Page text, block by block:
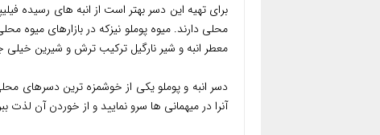
برای تهیه این دسر بهتر است از انبه های رسیده
محلی دارند. میوه پوملو نیزکه در بازارهای
معطر انبه و شیر نارگیل ترکیب ترش و شیرین خیلی
دسر انبه و پوملو یکی از خوشمزه ترین دسرهای
آنرا در میهمانی ها سرو نمایید و از خوردن آن لذت